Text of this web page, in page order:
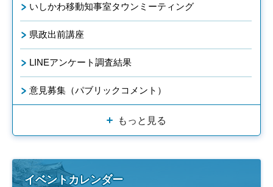
いしかわ移動知事室タウンミーティング
県政出前講座
LINEアンケート調査結果
意見募集（パブリックコメント）
もっと見る
イベントカレンダー